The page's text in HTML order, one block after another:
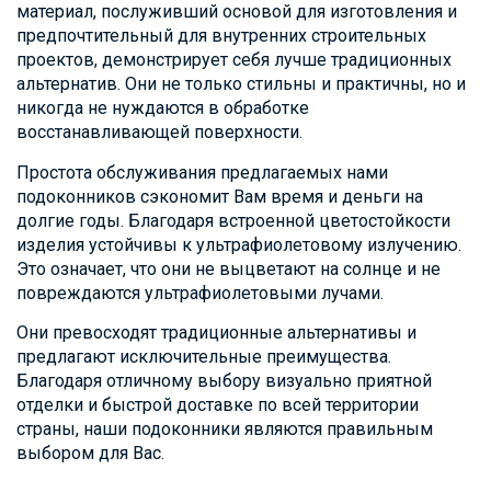
материал, послуживший основой для изготовления и
предпочтительный для внутренних строительных
проектов, демонстрирует себя лучше традиционных
альтернатив. Они не только стильны и практичны, но и
никогда не нуждаются в обработке
восстанавливающей поверхности.
Простота обслуживания предлагаемых нами
подоконников сэкономит Вам время и деньги на
долгие годы. Благодаря встроенной цветостойкости
изделия устойчивы к ультрафиолетовому излучению.
Это означает, что они не выцветают на солнце и не
повреждаются ультрафиолетовыми лучами.
Они превосходят традиционные альтернативы и
предлагают исключительные преимущества.
Благодаря отличному выбору визуально приятной
отделки и быстрой доставке по всей территории
страны, наши подоконники являются правильным
выбором для Вас.